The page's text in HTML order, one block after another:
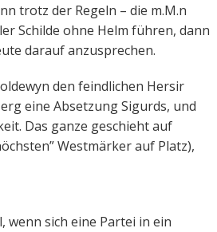
trotz der Regeln – die m.M.n
Schilde ohne Helm führen, dann
darauf anzusprechen.
den feindlichen Hersir
eine Absetzung Sigurds, und
Das ganze geschieht auf
Westmärker auf Platz),
wenn sich eine Partei in ein